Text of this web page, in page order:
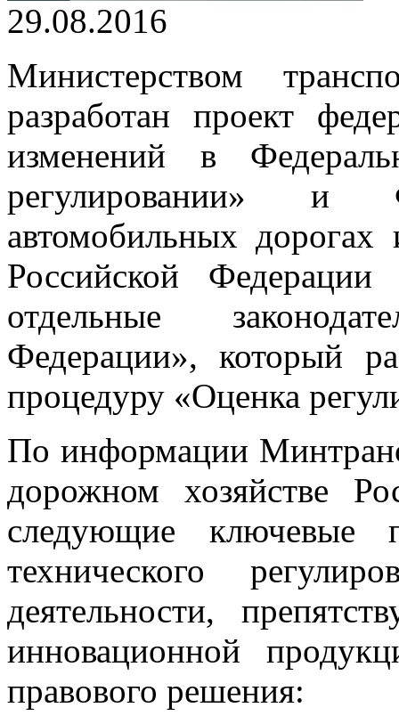
29.08.2016
Министерством
разработан проект
изменений в
регулировании» и
автомобильных
Российской
отдельные
Федерации», который
процедуру «Оценка
По информации
дорожном хозяйстве
следующие ключевые
технического
деятельности,
инновационной
правового решения: